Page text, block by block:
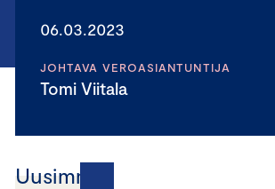
06.03.2023
JOHTAVA VEROASIANTUNTIJA
Tomi Viitala
Uusimmat